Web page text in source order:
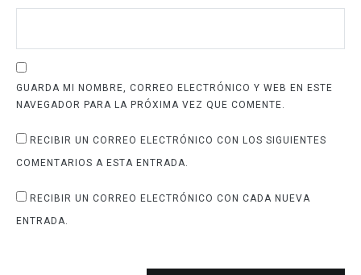
GUARDA MI NOMBRE, CORREO ELECTRÓNICO Y WEB EN ESTE
NAVEGADOR PARA LA PRÓXIMA VEZ QUE COMENTE.
RECIBIR UN CORREO ELECTRÓNICO CON LOS SIGUIENTES
COMENTARIOS A ESTA ENTRADA.
RECIBIR UN CORREO ELECTRÓNICO CON CADA NUEVA
ENTRADA.